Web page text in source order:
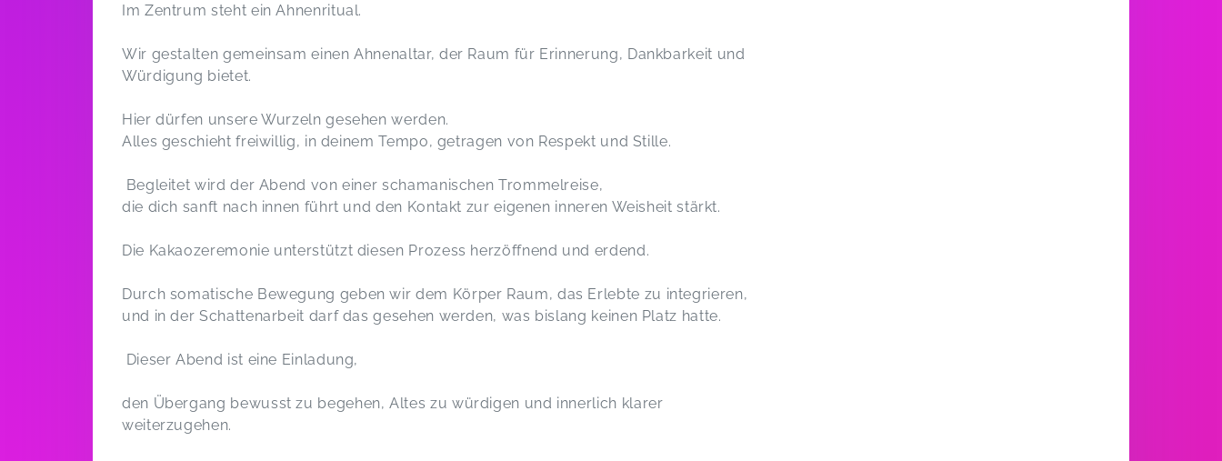
Im Zentrum steht ein Ahnenritual.
Wir gestalten gemeinsam einen Ahnenaltar, der Raum für Erinnerung, Dankbarkeit und
Würdigung bietet.
Hier dürfen unsere Wurzeln gesehen werden.
Alles geschieht freiwillig, in deinem Tempo, getragen von Respekt und Stille.
Begleitet wird der Abend von einer schamanischen Trommelreise,
die dich sanft nach innen führt und den Kontakt zur eigenen inneren Weisheit stärkt.
Die Kakaozeremonie unterstützt diesen Prozess herzöffnend und erdend.
Durch somatische Bewegung geben wir dem Körper Raum, das Erlebte zu integrieren,
und in der Schattenarbeit darf das gesehen werden, was bislang keinen Platz hatte.
Dieser Abend ist eine Einladung,
den Übergang bewusst zu begehen, Altes zu würdigen und innerlich klarer
weiterzugehen.